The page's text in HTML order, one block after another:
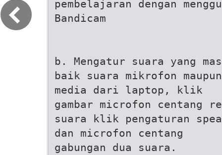
pembelajaran dengan
Bandicam
b. Mengatur suara yang
baik suara mikrofon
media dari laptop, klik
gambar microfon centang
suara klik pengaturan
dan microfon centang
gabungan dua suara.